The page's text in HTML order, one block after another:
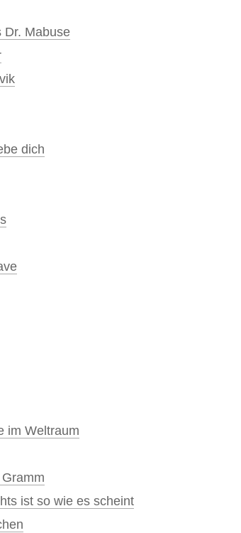
Dr. Mabuse
dich
im Weltraum
ist so wie es scheint